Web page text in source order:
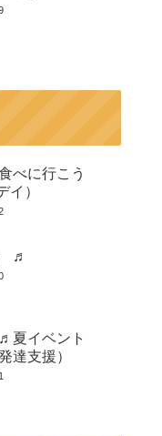
べに行こう
イ）
♬
夏イベント
達支援）